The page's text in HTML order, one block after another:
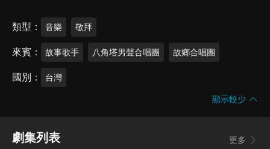
類型 音樂 敬拜
來賓 故事歌手 八角塔男聲合唱團 故鄉合唱團
國別 台灣
顯示較少
劇集列表 更多